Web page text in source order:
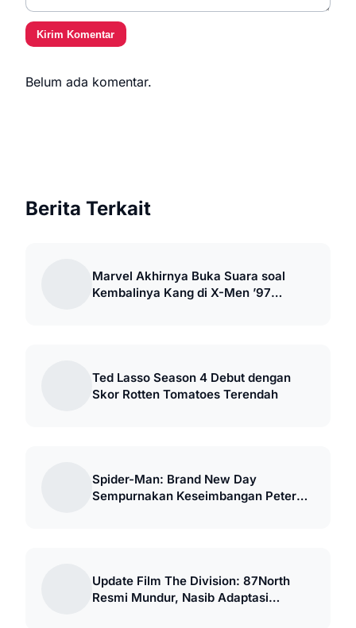
Kirim Komentar
Belum ada komentar.
Berita Terkait
Marvel Akhirnya Buka Suara soal
Kembalinya Kang di X-Men ’97
Ted Lasso Season 4 Debut dengan
Skor Rotten Tomatoes Terendah
Spider-Man: Brand New Day
Sempurnakan Keseimbangan Peter
Update Film The Division: 87North
Resmi Mundur, Nasib Adaptasi